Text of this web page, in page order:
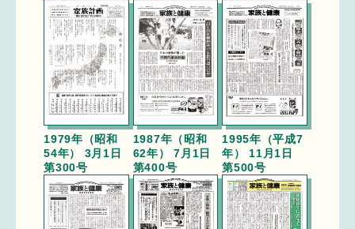
1979年（昭和
54年） 3月1日
第300号
1987年（昭和
62年） 7月1日
第400号
1995年（平成7
年） 11月1日
第500号